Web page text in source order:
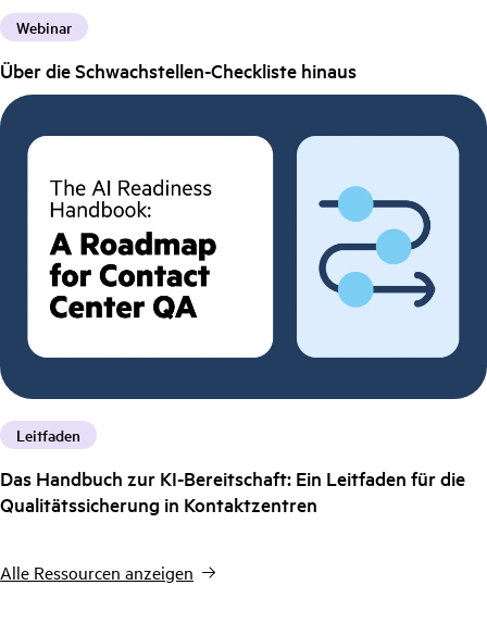
Webinar
Über die Schwachstellen-Checkliste hinaus
Leitfaden
Das Handbuch zur KI-Bereitschaft: Ein Leitfaden für die
Qualitätssicherung in Kontaktzentren
Alle Ressourcen anzeigen